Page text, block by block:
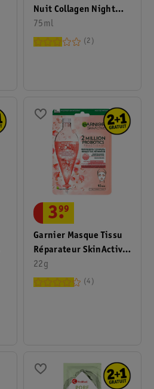
Nuit Collagen Night
Wrapping
75ml
2
Garnier Masque Tissu
Réparateur SkinActive
2 Millions Probiotics
Fractions
22g
3.
99
4